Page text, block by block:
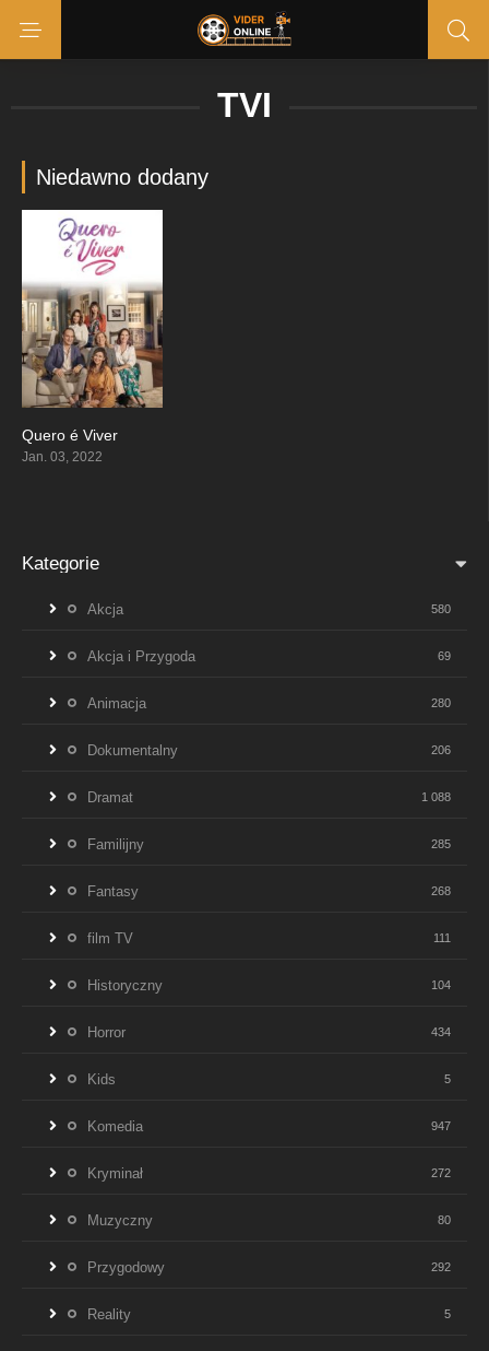
TVI
Niedawno dodany
Quero é Viver
Jan. 03, 2022
Kategorie
Akcja 580
Akcja i Przygoda 69
Animacja 280
Dokumentalny 206
Dramat 1 088
Familijny 285
Fantasy 268
film TV 111
Historyczny 104
Horror 434
Kids 5
Komedia 947
Kryminał 272
Muzyczny 80
Przygodowy 292
Reality 5